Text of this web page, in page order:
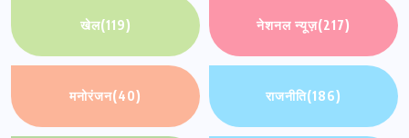
खेल(119) नेशनल न्यूज़(217)
मनोरंजन(40) राजनीति(186)